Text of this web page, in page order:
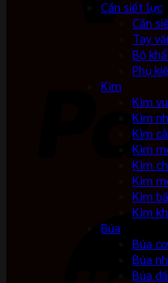
Cần siết lực
Cần
Tay
Bộ
Phụ
Kìm
Kìm
Kìm
Kìm
Kìm
Kìm
Kìm
Kìm
Kìm
Búa
Búa
Búa
Búa